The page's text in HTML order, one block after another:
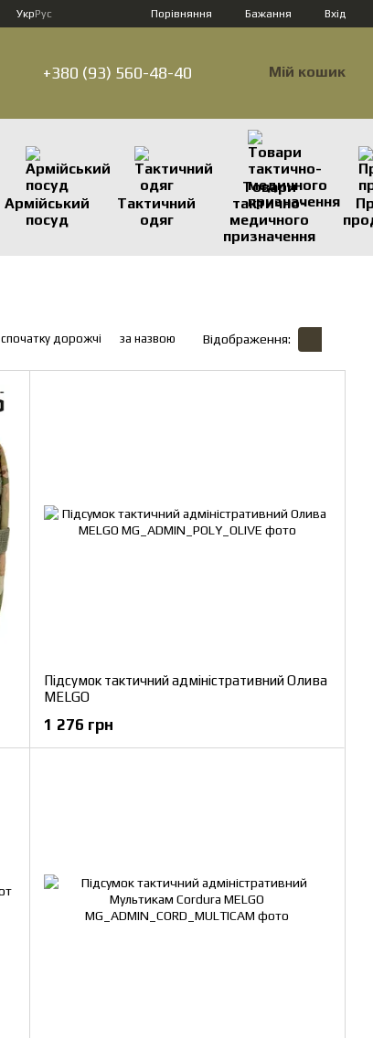
УкрРус Порівняння Бажання Вхід
+380 (93) 560-48-40 Мій кошик
Армійський
посуд
Тактичний
одяг
Товари
тактично-
медичного
призначення
спочатку дорожчі за назвою Відображення:
Підсумок тактичний адміністративний Олива
MELGO
1 276 грн